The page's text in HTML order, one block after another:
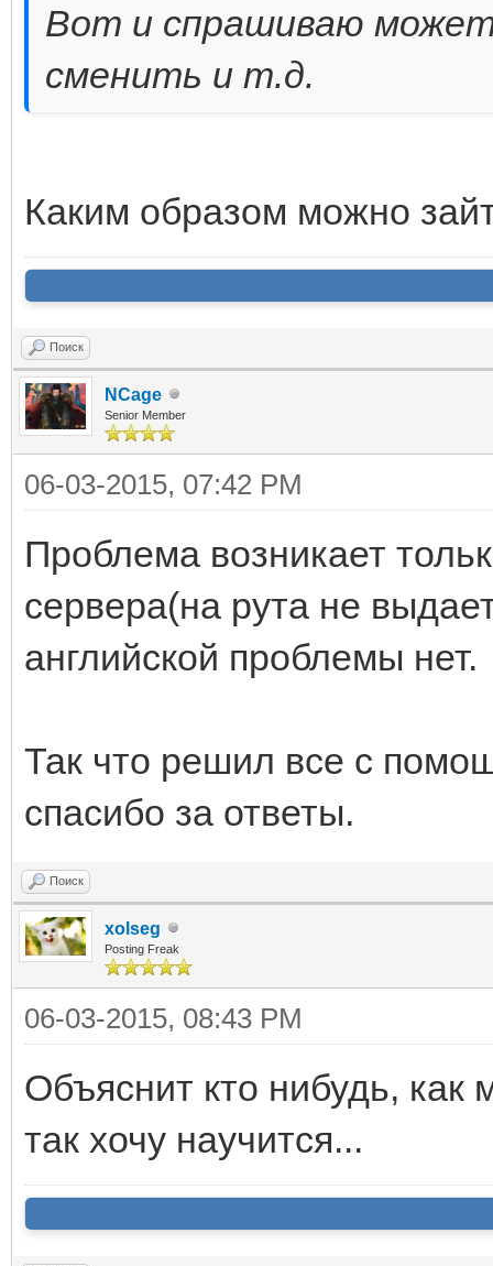
Вот и спрашиваю может
сменить и т.д.
Каким образом можно
Поиск
NCage
Senior Member
06-03-2015, 07:42 PM
Проблема возникает
сервера(на рута не
английской проблемы нет.
Так что решил все с
спасибо за ответы.
Поиск
xolseg
Posting Freak
06-03-2015, 08:43 PM
Объяснит кто нибудь, как
так хочу научится...